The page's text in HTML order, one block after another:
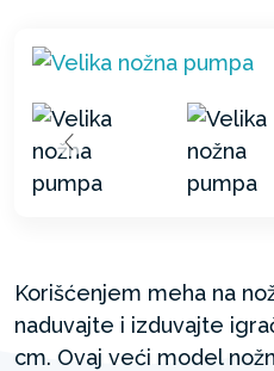
Korišćenjem meha na
naduvajte i izduvajte
cm. Ovaj veći model